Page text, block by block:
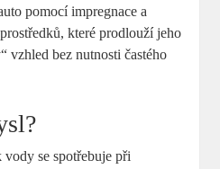
pomocí impregnace a
které prodlouží jeho
vzhled bez nutnosti častého
se spotřebuje při